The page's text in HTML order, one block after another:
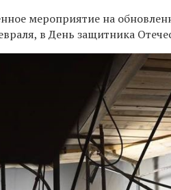
мероприятие на
в День защитника